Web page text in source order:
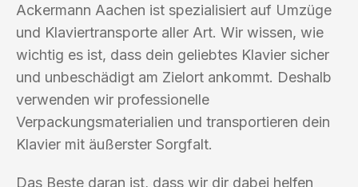
Ackermann Aachen ist spezialisiert auf Umzüge
und Klaviertransporte aller Art. Wir wissen, wie
wichtig es ist, dass dein geliebtes Klavier sicher
und unbeschädigt am Zielort ankommt. Deshalb
verwenden wir professionelle
Verpackungsmaterialien und transportieren dein
Klavier mit äußerster Sorgfalt.
Das Beste daran ist, dass wir dir dabei helfen